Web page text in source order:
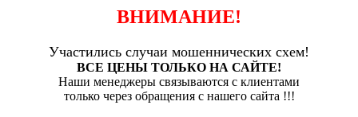
ВНИМАНИЕ!
Участились случаи мошеннических схем!
ВСЕ ЦЕНЫ ТОЛЬКО НА САЙТЕ!
Наши менеджеры связываются с клиентами
только через обращения с нашего сайта !!!